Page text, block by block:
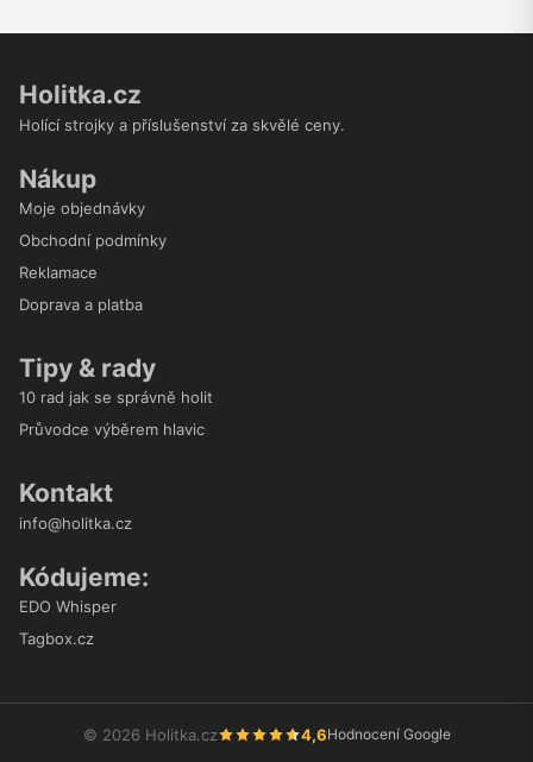
Holitka.cz
Holící strojky a příslušenství za skvělé ceny.
Nákup
Moje objednávky
Obchodní podmínky
Reklamace
Doprava a platba
Tipy & rady
10 rad jak se správně holit
Průvodce výběrem hlavic
Kontakt
info@holitka.cz
Kódujeme:
EDO Whisper
Tagbox.cz
© 2026 Holitka.cz 4,6Hodnocení Google